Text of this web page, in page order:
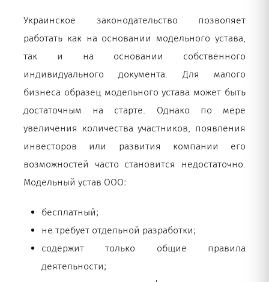
Украинское законодательство позволяет
работать как на основании модельного устава,
так и на основании собственного
индивидуального документа. Для малого
бизнеса образец модельного устава может быть
достаточным на старте. Однако по мере
увеличения количества участников, появления
инвесторов или развития компании его
возможностей часто становится недостаточно.
Модельный устав ООО:
бесплатный;
не требует отдельной разработки;
содержит только общие правила
деятельности;